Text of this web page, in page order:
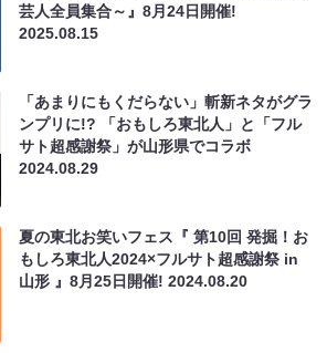
芸人全員集合～』8月24日開催!
2025.08.15
「あまりにもくだらない」斬新ネタがグラ
ンプリに!? 「おもしろ東北人」と「フル
サト超感謝祭」が山形県でコラボ
2024.08.29
夏の東北お笑いフェス『 第10回 発掘！お
もしろ東北人2024×フルサト超感謝祭 in
山形 』8月25日開催!2024.08.20